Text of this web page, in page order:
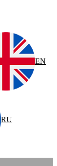
EN
RU